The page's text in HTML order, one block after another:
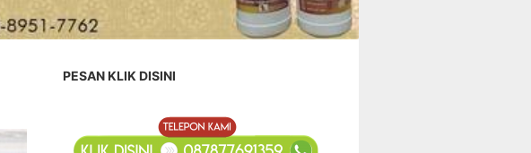
PESAN KLIK DISINI